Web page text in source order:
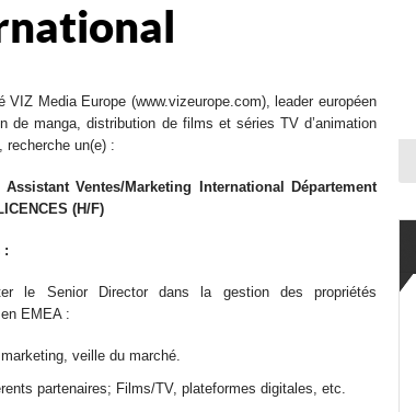
VIZ Media Europe (www.vizeurope.com), leader européen
de manga, distribution de films et séries TV d’animation
recherche un(e) :
Assistant Ventes/Marketing International Département
(H/F)
:
le Senior Director dans la gestion des propriétés
EMEA :
veille du marché.
partenaires; Films/TV, plateformes digitales, etc.